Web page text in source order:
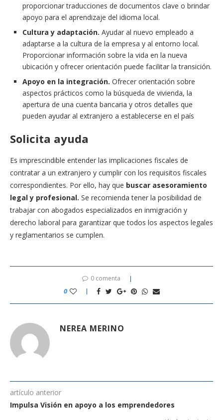
proporcionar traducciones de documentos clave o brindar
apoyo para el aprendizaje del idioma local.
Cultura y adaptación. Ayudar al nuevo empleado a
adaptarse a la cultura de la empresa y al entorno local.
Proporcionar información sobre la vida en la nueva
ubicación y ofrecer orientación puede facilitar la transición.
Apoyo en la integración. Ofrecer orientación sobre
aspectos prácticos como la búsqueda de vivienda, la
apertura de una cuenta bancaria y otros detalles que
pueden ayudar al extranjero a establecerse en el país
Solicita ayuda
Es imprescindible entender las implicaciones fiscales de
contratar a un extranjero y cumplir con los requisitos fiscales
correspondientes. Por ello, hay que buscar asesoramiento
legal y profesional. Se recomienda tener la posibilidad de
trabajar con abogados especializados en inmigración y
derecho laboral para garantizar que todos los aspectos legales
y reglamentarios se cumplen.
0 comenta
0
NEREA MERINO
artículo anterior
Impulsa Visión en apoyo a los emprendedores